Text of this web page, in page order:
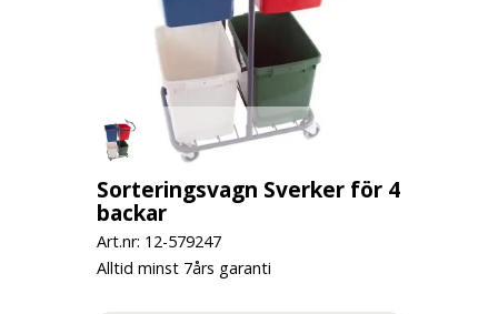
Sorteringsvagn Sverker för 4
backar
Art.nr: 12-579247
Alltid minst 7års garanti